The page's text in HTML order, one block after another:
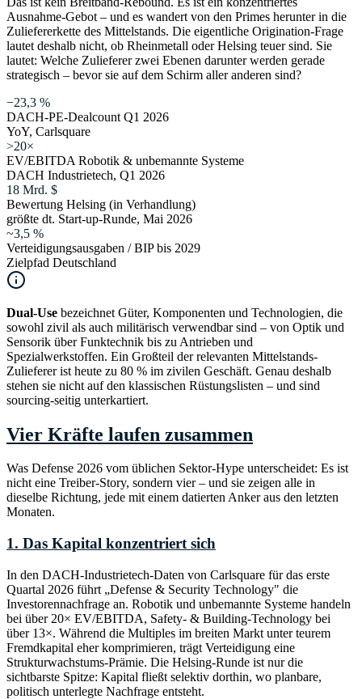
Ausnahme-Gebot – und es wandert von den Primes herunter in die
Zuliefererkette des Mittelstands. Die eigentliche Origination-Frage
lautet deshalb nicht, ob Rheinmetall oder Helsing teuer sind. Sie
lautet: Welche Zulieferer zwei Ebenen darunter werden gerade
strategisch – bevor sie auf dem Schirm aller anderen sind?
−23,3 %
DACH-PE-Dealcount Q1 2026
YoY, Carlsquare
>20×
EV/EBITDA Robotik & unbemannte Systeme
DACH Industrietech, Q1 2026
18 Mrd. $
Bewertung Helsing (in Verhandlung)
größte dt. Start-up-Runde, Mai 2026
~3,5 %
Verteidigungsausgaben / BIP bis 2029
Zielpfad Deutschland
Dual-Use bezeichnet Güter, Komponenten und Technologien, die
sowohl zivil als auch militärisch verwendbar sind – von Optik und
Sensorik über Funktechnik bis zu Antrieben und
Spezialwerkstoffen. Ein Großteil der relevanten Mittelstands-
Zulieferer ist heute zu 80 % im zivilen Geschäft. Genau deshalb
stehen sie nicht auf den klassischen Rüstungslisten – und sind
sourcing-seitig unterkartiert.
Vier Kräfte laufen zusammen
Was Defense 2026 vom üblichen Sektor-Hype unterscheidet: Es ist
nicht eine Treiber-Story, sondern vier – und sie zeigen alle in
dieselbe Richtung, jede mit einem datierten Anker aus den letzten
Monaten.
1. Das Kapital konzentriert sich
In den DACH-Industrietech-Daten von Carlsquare für das erste
Quartal 2026 führt „Defense & Security Technology" die
Investorennachfrage an. Robotik und unbemannte Systeme handeln
bei über 20× EV/EBITDA, Safety- & Building-Technology bei
über 13×. Während die Multiples im breiten Markt unter teurem
Fremdkapital eher komprimieren, trägt Verteidigung eine
Strukturwachstums-Prämie. Die Helsing-Runde ist nur die
sichtbarste Spitze: Kapital fließt selektiv dorthin, wo planbare,
politisch unterlegte Nachfrage entsteht.